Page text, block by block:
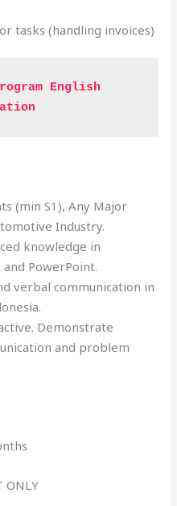
tasks (handling invoices)
English
(min S1), Any Major
Industry.
knowledge in
PowerPoint.
verbal communication in
Demonstrate
and problem
ONLY